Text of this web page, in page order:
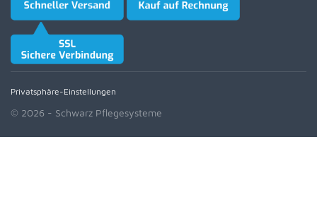
Privatsphäre-Einstellungen
© 2026 - Schwarz Pflegesysteme